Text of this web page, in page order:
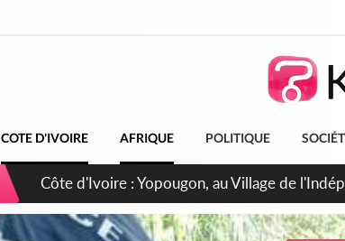
COTE D'IVOIRE AFRIQUE POLITIQUE
Côte d'Ivoire : CHU de Treichville, après la
direction sur les arriérés du SMIG 2023